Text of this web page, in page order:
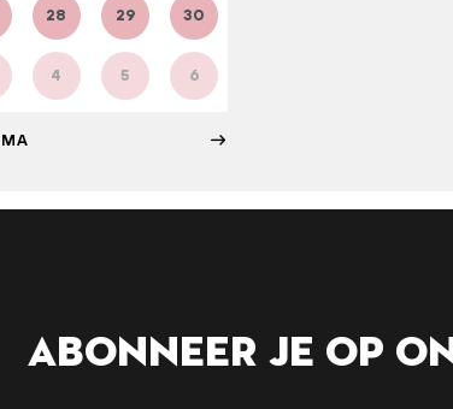
28 29 30
4 5 6
Abonneer je op